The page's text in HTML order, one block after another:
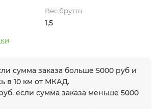
Вес брутто
1,5
сумма заказа больше 5000 руб и
в 10 км от МКАД.
если сумма заказа меньше 5000